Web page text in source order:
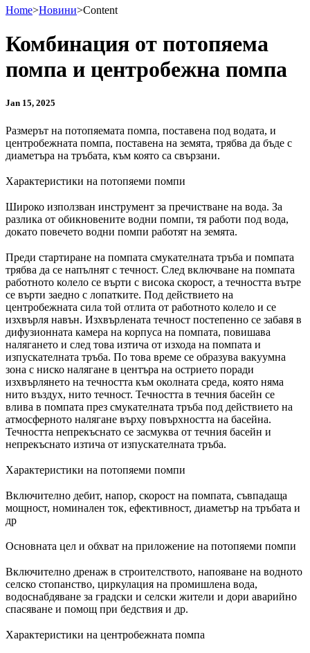
Home>Новини>Content
Комбинация от потопяема
помпа и центробежна помпа
Jan 15, 2025
Размерът на потопяемата помпа, поставена под водата, и
центробежната помпа, поставена на земята, трябва да бъде с
диаметъра на тръбата, към която са свързани.
Характеристики на потопяеми помпи
Широко използван инструмент за пречистване на вода. За
разлика от обикновените водни помпи, тя работи под вода,
докато повечето водни помпи работят на земята.
Преди стартиране на помпата смукателната тръба и помпата
трябва да се напълнят с течност. След включване на помпата
работното колело се върти с висока скорост, а течността вътре
се върти заедно с лопатките. Под действието на
центробежната сила той отлита от работното колело и се
изхвърля навън. Изхвърлената течност постепенно се забавя в
дифузионната камера на корпуса на помпата, повишава
налягането и след това изтича от изхода на помпата и
изпускателната тръба. По това време се образува вакуумна
зона с ниско налягане в центъра на острието поради
изхвърлянето на течността към околната среда, която няма
нито въздух, нито течност. Течността в течния басейн се
влива в помпата през смукателната тръба под действието на
атмосферното налягане върху повърхността на басейна.
Течността непрекъснато се засмуква от течния басейн и
непрекъснато изтича от изпускателната тръба.
Характеристики на потопяеми помпи
Включително дебит, напор, скорост на помпата, съвпадаща
мощност, номинален ток, ефективност, диаметър на тръбата и
др
Основната цел и обхват на приложение на потопяеми помпи
Включително дренаж в строителството, напояване на водното
селско стопанство, циркулация на промишлена вода,
водоснабдяване за градски и селски жители и дори аварийно
спасяване и помощ при бедствия и др.
Характеристики на центробежната помпа